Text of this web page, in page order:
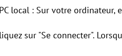
local : Sur votre
sur "Se connecter".